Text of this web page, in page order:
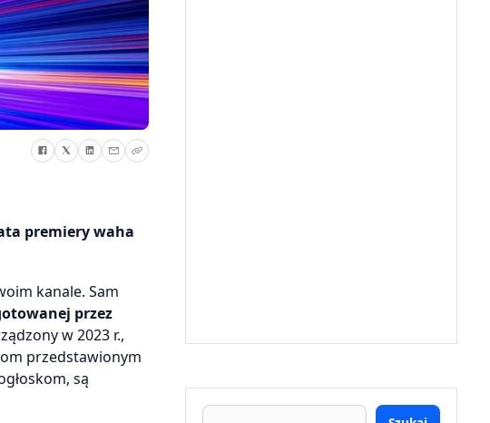
premiery waha
kanale. Sam
przez
w 2023 r.,
przedstawionym
są